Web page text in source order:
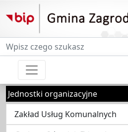
Fraza do wyszukiwania
Jednostki organizacyjne
Zakład Usług Komunalnych